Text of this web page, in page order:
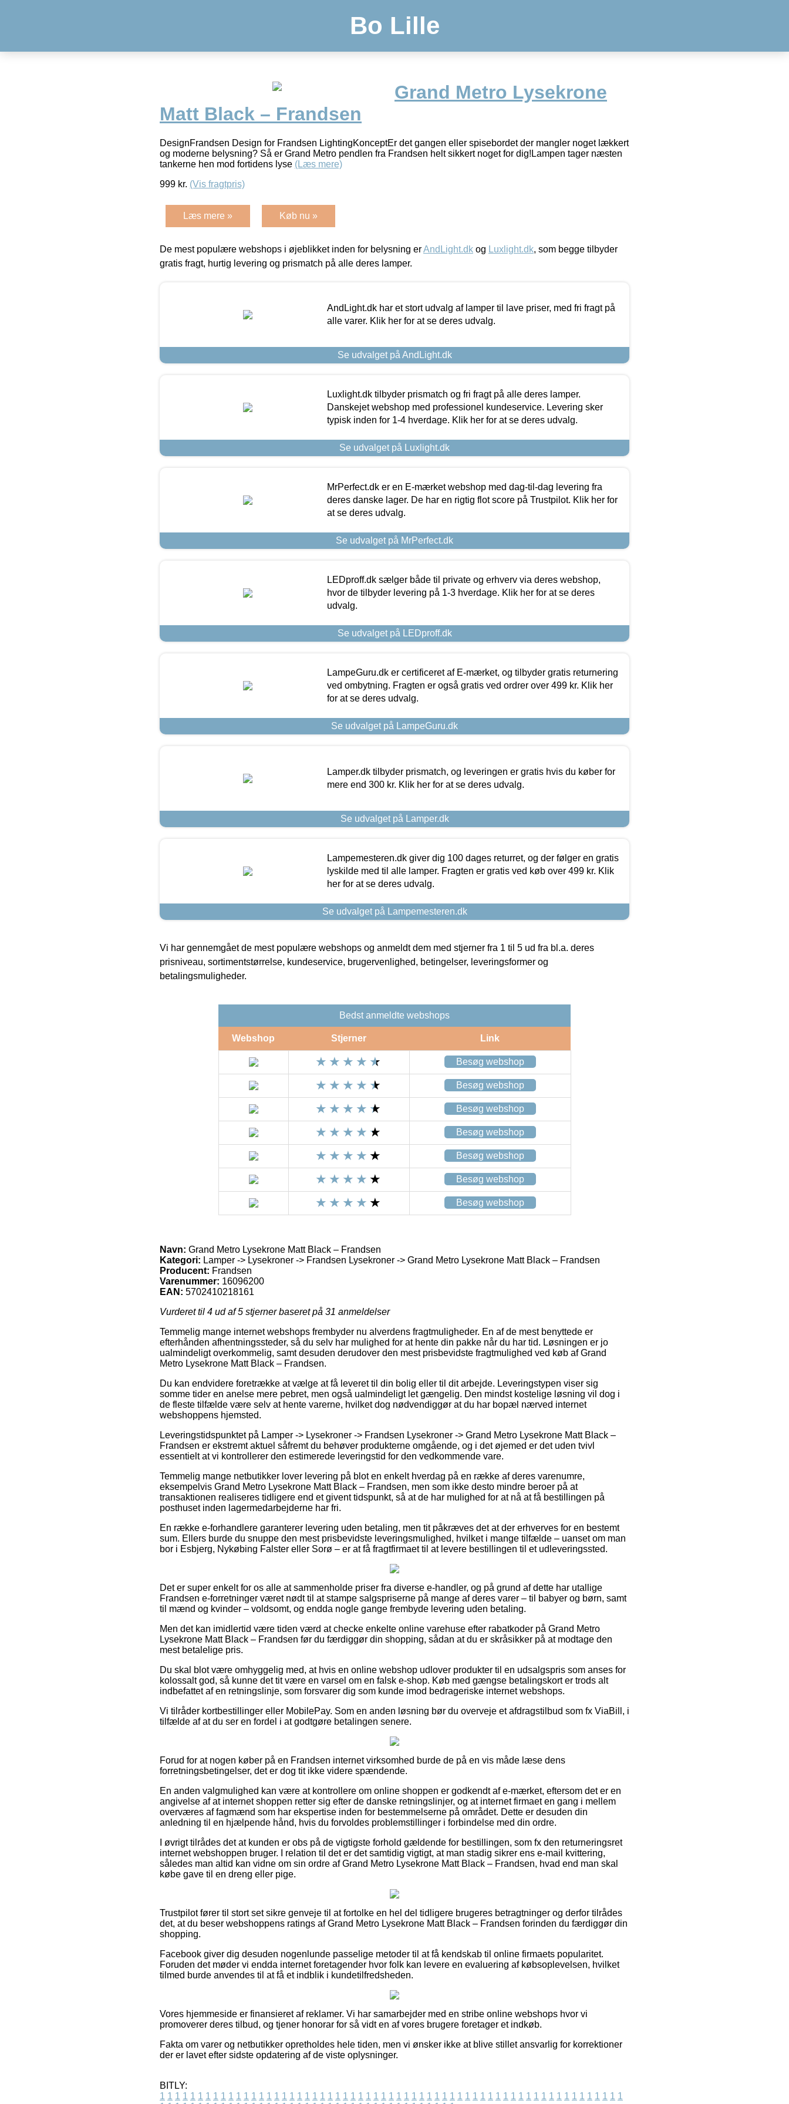
Bo Lille
Grand Metro Lysekrone
Matt Black – Frandsen
DesignFrandsen Design for Frandsen LightingKonceptEr det gangen eller spisebordet der mangler noget lækkert
og moderne belysning? Så er Grand Metro pendlen fra Frandsen helt sikkert noget for dig!Lampen tager næsten
tankerne hen mod fortidens lyse (Læs mere)
999 kr. (Vis fragtpris)
Læs mere » Køb nu »
De mest populære webshops i øjeblikket inden for belysning erAndLight.dk og Luxlight.dk, som begge tilbyder
gratis fragt, hurtig levering og prismatch på alle deres lamper.
AndLight.dk har et stort udvalg af lamper til lave priser, med fri fragt på
alle varer. Klik her for at se deres udvalg.
Se udvalget på AndLight.dk
Luxlight.dk tilbyder prismatch og fri fragt på alle deres lamper.
Danskejet webshop med professionel kundeservice. Levering sker
typisk inden for 1-4 hverdage. Klik her for at se deres udvalg.
Se udvalget på Luxlight.dk
MrPerfect.dk er en E-mærket webshop med dag-til-dag levering fra
deres danske lager. De har en rigtig flot score på Trustpilot. Klik her for
at se deres udvalg.
Se udvalget på MrPerfect.dk
LEDproff.dk sælger både til private og erhverv via deres webshop,
hvor de tilbyder levering på 1-3 hverdage. Klik her for at se deres
udvalg.
Se udvalget på LEDproff.dk
LampeGuru.dk er certificeret af E-mærket, og tilbyder gratis returnering
ved ombytning. Fragten er også gratis ved ordrer over 499 kr. Klik her
for at se deres udvalg.
Se udvalget på LampeGuru.dk
Lamper.dk tilbyder prismatch, og leveringen er gratis hvis du køber for
mere end 300 kr. Klik her for at se deres udvalg.
Se udvalget på Lamper.dk
Lampemesteren.dk giver dig 100 dages returret, og der følger en gratis
lyskilde med til alle lamper. Fragten er gratis ved køb over 499 kr. Klik
her for at se deres udvalg.
Se udvalget på Lampemesteren.dk
Vi har gennemgået de mest populære webshops og anmeldt dem med stjerner fra 1 til 5 ud fra bl.a. deres
prisniveau, sortimentstørrelse, kundeservice, brugervenlighed, betingelser, leveringsformer og
betalingsmuligheder.
Bedst anmeldte webshops
Webshop Stjerner Link
Besøg webshop
Besøg webshop
Besøg webshop
Besøg webshop
Besøg webshop
Besøg webshop
Besøg webshop
Navn: Grand Metro Lysekrone Matt Black – Frandsen
Kategori: Lamper -> Lysekroner -> Frandsen Lysekroner -> Grand Metro Lysekrone Matt Black – Frandsen
Producent: Frandsen
Varenummer: 16096200
EAN: 5702410218161
Vurderet til 4 ud af 5 stjerner baseret på 31 anmeldelser
Temmelig mange internet webshops frembyder nu alverdens fragtmuligheder. En af de mest benyttede er
efterhånden afhentningssteder, så du selv har mulighed for at hente din pakke når du har tid. Løsningen er jo
ualmindeligt overkommelig, samt desuden derudover den mest prisbevidste fragtmulighed ved køb af Grand
Metro Lysekrone Matt Black – Frandsen.
Du kan endvidere foretrække at vælge at få leveret til din bolig eller til dit arbejde. Leveringstypen viser sig
somme tider en anelse mere pebret, men også ualmindeligt let gængelig. Den mindst kostelige løsning vil dog i
de fleste tilfælde være selv at hente varerne, hvilket dog nødvendiggør at du har bopæl nærved internet
webshoppens hjemsted.
Leveringstidspunktet på Lamper -> Lysekroner -> Frandsen Lysekroner -> Grand Metro Lysekrone Matt Black –
Frandsen er ekstremt aktuel såfremt du behøver produkterne omgående, og i det øjemed er det uden tvivl
essentielt at vi kontrollerer den estimerede leveringstid for den vedkommende vare.
Temmelig mange netbutikker lover levering på blot en enkelt hverdag på en række af deres varenumre,
eksempelvis Grand Metro Lysekrone Matt Black – Frandsen, men som ikke desto mindre beroer på at
transaktionen realiseres tidligere end et givent tidspunkt, så at de har mulighed for at nå at få bestillingen på
posthuset inden lagermedarbejderne har fri.
En række e-forhandlere garanterer levering uden betaling, men tit påkræves det at der erhverves for en bestemt
sum. Ellers burde du snuppe den mest prisbevidste leveringsmulighed, hvilket i mange tilfælde – uanset om man
bor i Esbjerg, Nykøbing Falster eller Sorø – er at få fragtfirmaet til at levere bestillingen til et udleveringssted.
Det er super enkelt for os alle at sammenholde priser fra diverse e-handler, og på grund af dette har utallige
Frandsen e-forretninger været nødt til at stampe salgspriserne på mange af deres varer – til babyer og børn, samt
til mænd og kvinder – voldsomt, og endda nogle gange frembyde levering uden betaling.
Men det kan imidlertid være tiden værd at checke enkelte online varehuse efter rabatkoder på Grand Metro
Lysekrone Matt Black – Frandsen før du færdiggør din shopping, sådan at du er skråsikker på at modtage den
mest betalelige pris.
Du skal blot være omhyggelig med, at hvis en online webshop udlover produkter til en udsalgspris som anses for
kolossalt god, så kunne det tit være en varsel om en falsk e-shop. Køb med gængse betalingskort er trods alt
indbefattet af en retningslinje, som forsvarer dig som kunde imod bedrageriske internet webshops.
Vi tilråder kortbestillinger eller MobilePay. Som en anden løsning bør du overveje et afdragstilbud som fx ViaBill, i
tilfælde af at du ser en fordel i at godtgøre betalingen senere.
Forud for at nogen køber på en Frandsen internet virksomhed burde de på en vis måde læse dens
forretningsbetingelser, det er dog tit ikke videre spændende.
En anden valgmulighed kan være at kontrollere om online shoppen er godkendt af e-mærket, eftersom det er en
angivelse af at internet shoppen retter sig efter de danske retningslinjer, og at internet firmaet en gang i mellem
overværes af fagmænd som har ekspertise inden for bestemmelserne på området. Dette er desuden din
anledning til en hjælpende hånd, hvis du forvoldes problemstillinger i forbindelse med din ordre.
I øvrigt tilrådes det at kunden er obs på de vigtigste forhold gældende for bestillingen, som fx den returneringsret
internet webshoppen bruger. I relation til det er det samtidig vigtigt, at man stadig sikrer ens e-mail kvittering,
således man altid kan vidne om sin ordre af Grand Metro Lysekrone Matt Black – Frandsen, hvad end man skal
købe gave til en dreng eller pige.
Trustpilot fører til stort set sikre genveje til at fortolke en hel del tidligere brugeres betragtninger og derfor tilrådes
det, at du beser webshoppens ratings af Grand Metro Lysekrone Matt Black – Frandsen forinden du færdiggør din
shopping.
Facebook giver dig desuden nogenlunde passelige metoder til at få kendskab til online firmaets popularitet.
Foruden det møder vi endda internet foretagender hvor folk kan levere en evaluering af købsoplevelsen, hvilket
tilmed burde anvendes til at få et indblik i kundetilfredsheden.
Vores hjemmeside er finansieret af reklamer. Vi har samarbejder med en stribe online webshops hvor vi
promoverer deres tilbud, og tjener honorar for så vidt en af vores brugere foretager et indkøb.
Fakta om varer og netbutikker opretholdes hele tiden, men vi ønsker ikke at blive stillet ansvarlig for korrektioner
der er lavet efter sidste opdatering af de viste oplysninger.
BITLY:
1 1 1 1 1 1 1 1 1 1 1 1 1 1 1 1 1 1 1 1 1 1 1 1 1 1 1 1 1 1 1 1 1 1 1 1 1 1 1 1 1 1 1 1 1 1 1 1 1 1 1 1 1 1 1 1 1 1 1 1 1